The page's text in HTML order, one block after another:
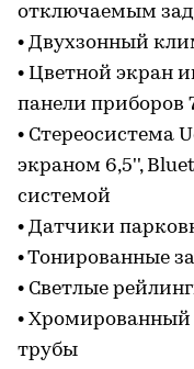
отключаемым
• Двухзонный
• Цветной экран
панели приборов
• Стереосистема
экраном 6,5'',
системой
• Датчики
• Тонированные
• Cветлые
•
трубы